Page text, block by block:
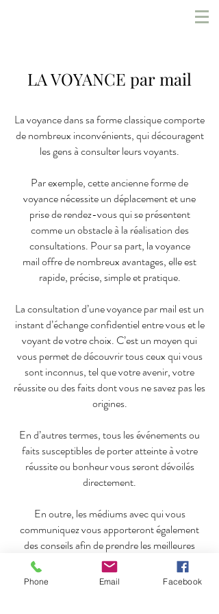
LA VOYANCE par mail
La voyance dans sa forme classique comporte
de nombreux inconvénients, qui découragent
les gens à consulter leurs voyants.
Par exemple, cette ancienne forme de
voyance nécessite un déplacement et une
prise de rendez-vous qui se présentent
comme un obstacle à la réalisation des
consultations. Pour sa part, la voyance
mail offre de nombreux avantages, elle est
rapide, précise, simple et pratique.
La consultation d’une voyance par mail est un
instant d’échange confidentiel entre vous et le
voyant de votre choix. C’est un moyen qui
vous permet de découvrir tous ceux qui vous
sont inconnus, tel que votre avenir, votre
réussite ou des faits dont vous ne savez pas les
origines.
En d’autres termes, tous les événements ou
faits susceptibles de porter atteinte à votre
réussite ou bonheur vous seront dévoilés
directement.
En outre, les médiums avec qui vous
communiquez vous apporteront également
des conseils afin de prendre les meilleures
décisions dans vos initiatives de réussite. Tout
en gardant son originalité, cette forme de l’art
Phone Email Facebook